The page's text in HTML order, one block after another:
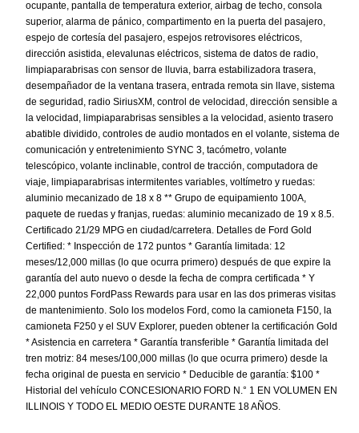
ocupante, pantalla de temperatura exterior, airbag de techo, consola
superior, alarma de pánico, compartimento en la puerta del pasajero,
espejo de cortesía del pasajero, espejos retrovisores eléctricos,
dirección asistida, elevalunas eléctricos, sistema de datos de radio,
limpiaparabrisas con sensor de lluvia, barra estabilizadora trasera,
desempañador de la ventana trasera, entrada remota sin llave, sistema
de seguridad, radio SiriusXM, control de velocidad, dirección sensible a
la velocidad, limpiaparabrisas sensibles a la velocidad, asiento trasero
abatible dividido, controles de audio montados en el volante, sistema de
comunicación y entretenimiento SYNC 3, tacómetro, volante
telescópico, volante inclinable, control de tracción, computadora de
viaje, limpiaparabrisas intermitentes variables, voltímetro y ruedas:
aluminio mecanizado de 18 x 8 ** Grupo de equipamiento 100A,
paquete de ruedas y franjas, ruedas: aluminio mecanizado de 19 x 8.5.
Certificado 21/29 MPG en ciudad/carretera. Detalles de Ford Gold
Certified: * Inspección de 172 puntos * Garantía limitada: 12
meses/12,000 millas (lo que ocurra primero) después de que expire la
garantía del auto nuevo o desde la fecha de compra certificada * Y
22,000 puntos FordPass Rewards para usar en las dos primeras visitas
de mantenimiento. Solo los modelos Ford, como la camioneta F150, la
camioneta F250 y el SUV Explorer, pueden obtener la certificación Gold
* Asistencia en carretera * Garantía transferible * Garantía limitada del
tren motriz: 84 meses/100,000 millas (lo que ocurra primero) desde la
fecha original de puesta en servicio * Deducible de garantía: $100 *
Historial del vehículo CONCESIONARIO FORD N.° 1 EN VOLUMEN EN
ILLINOIS Y TODO EL MEDIO OESTE DURANTE 18 AÑOS.